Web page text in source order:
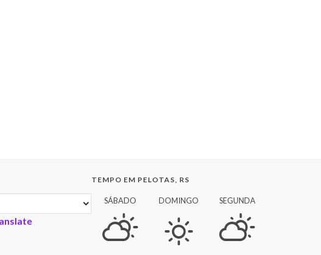
TEMPO EM PELOTAS, RS
SÁBADO DOMINGO SEGUNDA